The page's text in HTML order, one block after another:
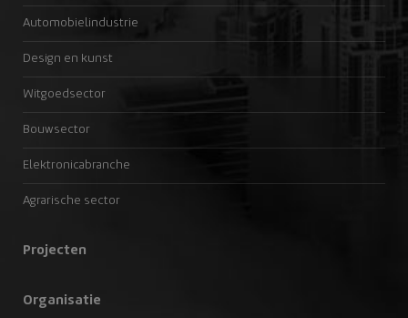
Automobielindustrie
Design en kunst
Witgoedsector
Bouwsector
Elektronicabranche
Agrarische sector
Projecten
Organisatie